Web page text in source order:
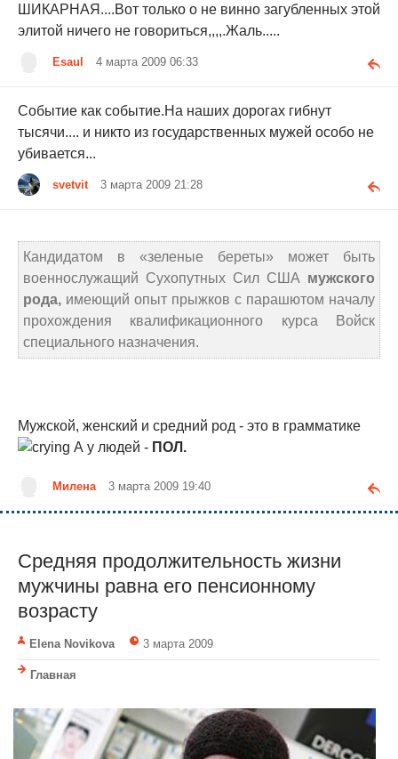
ШИКАРНАЯ....Вот только о не винно загубленных этой
элитой ничего не говориться,,,,.Жаль.....
Esaul 4 марта 2009 06:33
Событие как событие.На наших дорогах гибнут
тысячи.... и никто из государственных мужей особо не
убивается...
svetvit 3 марта 2009 21:28
Кандидатом в «зеленые береты» может быть
военнослужащий Сухопутных Сил США мужского
рода, имеющий опыт прыжков с парашютом началу
прохождения квалификационного курса Войск
специального назначения.
Мужской, женский и средний род - это в грамматике
А у людей - ПОЛ.
Милена 3 марта 2009 19:40
Средняя продолжительность жизни
мужчины равна его пенсионному
возрасту
Elena Novikova 3 марта 2009
Главная